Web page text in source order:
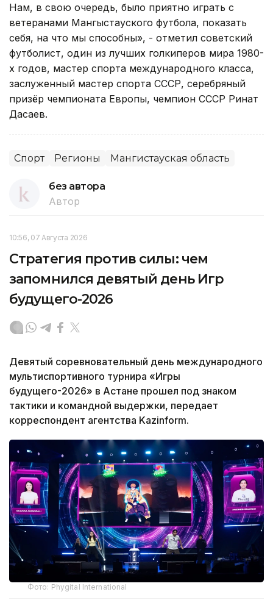
Нам, в свою очередь, было приятно играть с
ветеранами Мангыстауского футбола, показать
себя, на что мы способны», - отметил советский
футболист, один из лучших голкиперов мира 1980-
х годов, мастер спорта международного класса,
заслуженный мастер спорта СССР, серебряный
призёр чемпионата Европы, чемпион СССР Ринат
Дасаев.
Спорт Регионы Мангистауская область
без автора
Автор
10:56, 07 Августа 2026
Стратегия против силы: чем
запомнился девятый день Игр
будущего-2026
Девятый соревновательный день международного
мультиспортивного турнира «Игры
будущего-2026» в Астане прошел под знаком
тактики и командной выдержки, передает
корреспондент агентства Kazinform.
Фото: Phygital International